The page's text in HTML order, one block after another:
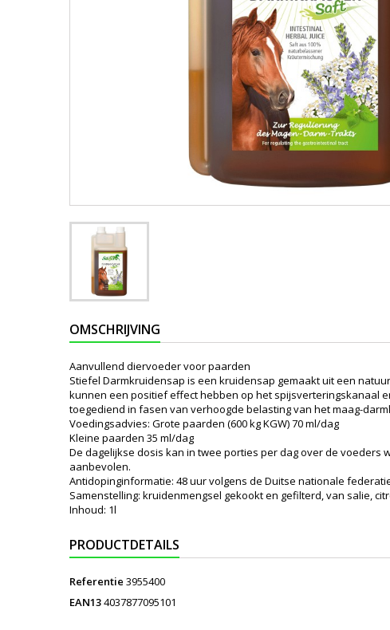
OMSCHRIJVING
Aanvullend diervoeder voor paarden
Stiefel Darmkruidensap is een kruidensap gemaakt uit een
kunnen een positief effect hebben op het spijsverteringskanaal
toegediend in fasen van verhoogde belasting van het maag-
Voedingsadvies: Grote paarden (600 kg KGW) 70 ml/dag
Kleine paarden 35 ml/dag
De dagelijkse dosis kan in twee porties per dag over de
aanbevolen.
Antidopinginformatie: 48 uur volgens de Duitse nationale
Samenstelling: kruidenmengsel gekookt en gefilterd, van salie,
Inhoud: 1l
PRODUCTDETAILS
Referentie 3955400
EAN134037877095101